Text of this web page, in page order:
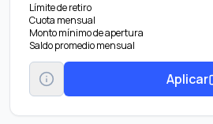
Límite de retiro
Cuota mensual
Monto mínimo de apertura
Saldo promedio mensual
Aplicar